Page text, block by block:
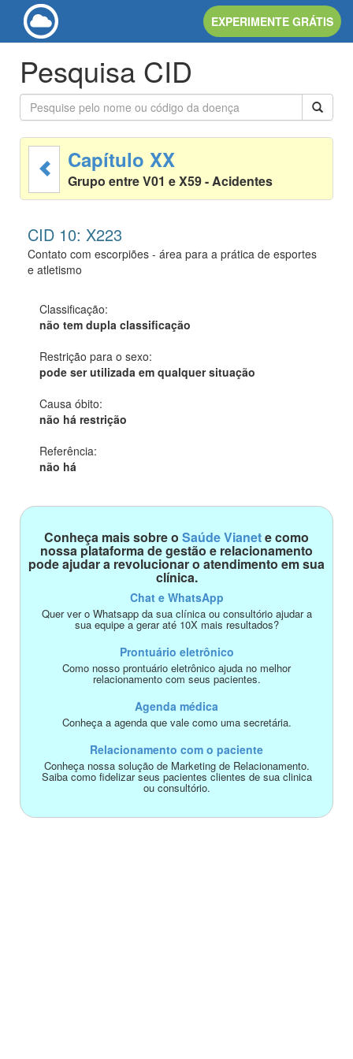
EXPERIMENTE GRÁTIS
Pesquisa CID
Capítulo XX
Grupo entre V01 e X59 - Acidentes
CID 10: X223
Contato com escorpiões - área para a prática de esportes
e atletismo
Classificação:
não tem dupla classificação
Restrição para o sexo:
pode ser utilizada em qualquer situação
Causa óbito:
não há restrição
Referência:
não há
Conheça mais sobre o Saúde Vianete como
nossa plataforma de gestão e relacionamento
pode ajudar a revolucionar o atendimento em sua
clínica.
Chat e WhatsApp
Quer ver o Whatsapp da sua clínica ou consultório ajudar a
sua equipe a gerar até 10X mais resultados?
Prontuário eletrônico
Como nosso prontuário eletrônico ajuda no melhor
relacionamento com seus pacientes.
Agenda médica
Conheça a agenda que vale como uma secretária.
Relacionamento com o paciente
Conheça nossa solução de Marketing de Relacionamento.
Saiba como fidelizar seus pacientes clientes de sua clinica
ou consultório.